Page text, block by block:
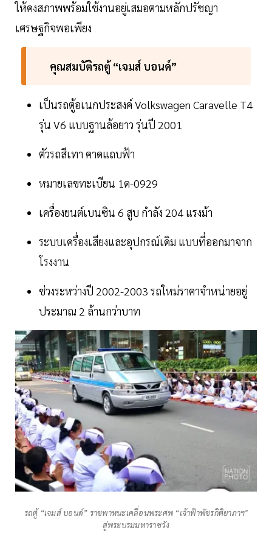
ให้คงสภาพพร้อมใช้งานอยู่เสมอตามหลักปรัชญา
เศรษฐกิจพอเพียง
คุณสมบัติรถตู้ “เจมส์ บอนด์”
เป็นรถตู้อเนกประสงค์ Volkswagen Caravelle T4
รุ่น V6 แบบฐานล้อยาว รุ่นปี 2001
ตัวรถสีเทา คาดแถบฟ้า
หมายเลขทะเบียน 1ด-0929
เครื่องยนต์เบนซิน 6 สูบ กำลัง 204 แรงม้า
ระบบเครื่องเสียงและอุปกรณ์เดิม แบบที่ออกมาจาก
โรงงาน
ช่วงระหว่างปี 2002-2003 รถใหม่ราคาจำหน่ายอยู่
ประมาณ 2 ล้านกว่าบาท
รถตู้ “เจมส์ บอนด์” ราชพาหนะเคลื่อนพระศพ “เจ้าฟ้าพัชรกิติยาภาฯ"
สู่พระบรมมหาราชวัง